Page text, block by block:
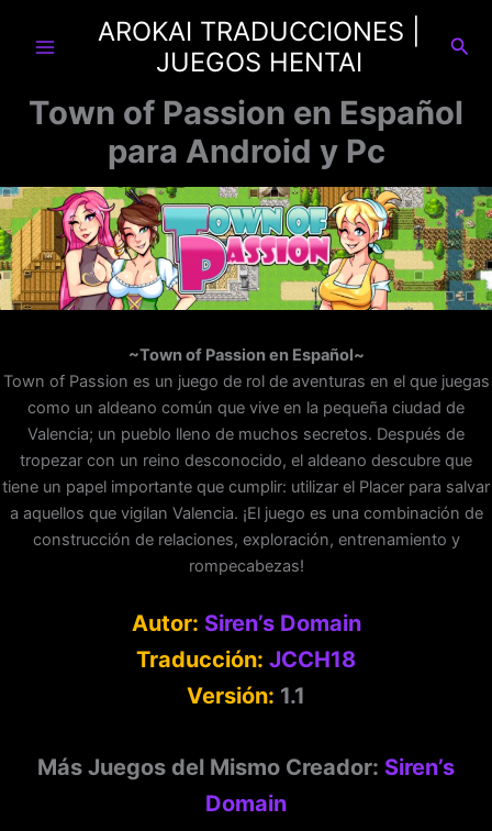
AROKAI TRADUCCIONES |
JUEGOS HENTAI
Town of Passion en Español
para Android y Pc
~Town of Passion en Español~
Town of Passion es un juego de rol de aventuras en el que juegas
como un aldeano común que vive en la pequeña ciudad de
Valencia; un pueblo lleno de muchos secretos. Después de
tropezar con un reino desconocido, el aldeano descubre que
tiene un papel importante que cumplir: utilizar el Placer para salvar
a aquellos que vigilan Valencia. ¡El juego es una combinación de
construcción de relaciones, exploración, entrenamiento y
rompecabezas!
Autor: Siren’s Domain
Traducción: JCCH18
Versión: 1.1
Más Juegos del Mismo Creador: Siren’s
Domain